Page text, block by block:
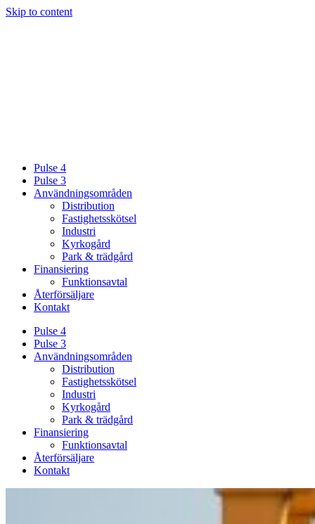
Skip to content
Pulse 4
Pulse 3
Användningsområden
Distribution
Fastighetsskötsel
Industri
Kyrkogård
Park & trädgård
Finansiering
Funktionsavtal
Återförsäljare
Kontakt
Pulse 4
Pulse 3
Användningsområden
Distribution
Fastighetsskötsel
Industri
Kyrkogård
Park & trädgård
Finansiering
Funktionsavtal
Återförsäljare
Kontakt